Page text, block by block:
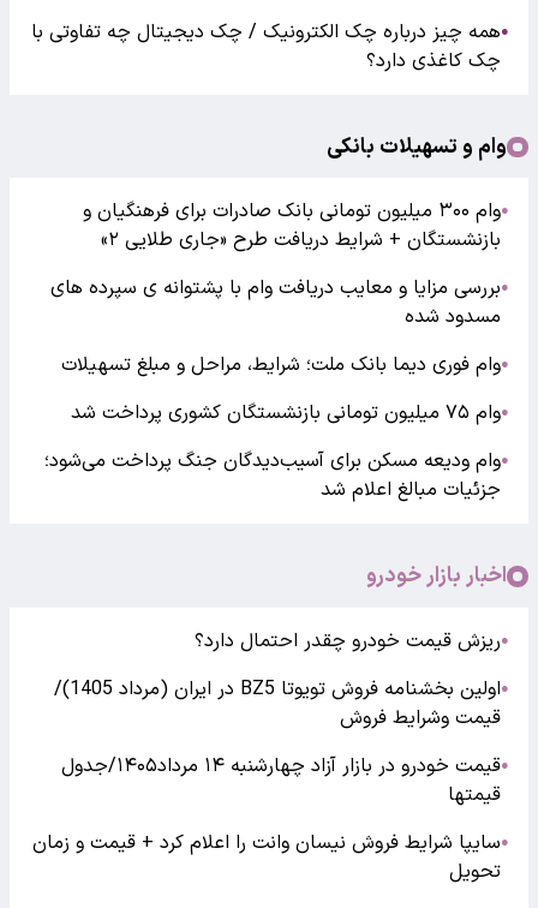
●همه چیز درباره چک الکترونیک / چک دیجیتال چه تفاوتی با
چک کاغذی دارد؟
وام و تسهیلات بانکی
●
وام ۳۰۰ میلیون تومانی بانک صادرات برای فرهنگیان و
بازنشستگان + شرایط دریافت طرح «جاری طلایی ۲»
●بررسی مزایا و معایب دریافت وام با پشتوانه ی سپرده های
مسدود شده
●وام فوری دیما بانک ملت؛ شرایط، مراحل و مبلغ تسهیلات
●وام ۷۵ میلیون تومانی بازنشستگان کشوری پرداخت شد
●وام ودیعه مسکن برای آسیب‌دیدگان جنگ پرداخت می‌شود؛
جزئیات مبالغ اعلام شد
اخبار بازار خودرو
●ریزش قیمت خودرو چقدر احتمال دارد؟
●
اولین بخشنامه فروش تویوتا BZ5 در ایران (مرداد 1405)/
قیمت وشرایط فروش
●
قیمت خودرو در بازار آزاد چهارشنبه ۱۴ مرداد۱۴۰۵/جدول
قیمتها
●سایپا شرایط فروش نیسان وانت را اعلام کرد + قیمت و زمان
تحویل